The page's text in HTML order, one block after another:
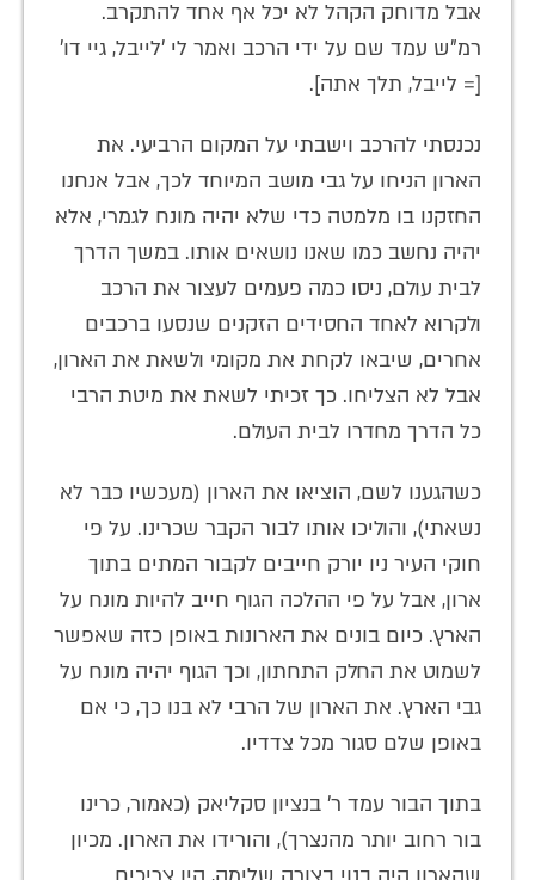
אבל מדוחק הקהל לא יכל אף אחד להתקרב.
רמ"ש עמד שם על ידי הרכב ואמר לי 'לייבל, גיי דו'
[= לייבל, תלך אתה].
נכנסתי להרכב וישבתי על המקום הרביעי. את
הארון הניחו על גבי מושב המיוחד לכך, אבל אנחנו
החזקנו בו מלמטה כדי שלא יהיה מונח לגמרי, אלא
יהיה נחשב כמו שאנו נושאים אותו. במשך הדרך
לבית עולם, ניסו כמה פעמים לעצור את הרכב
ולקרוא לאחד החסידים הזקנים שנסעו ברכבים
אחרים, שיבאו לקחת את מקומי ולשאת את הארון,
אבל לא הצליחו. כך זכיתי לשאת את מיטת הרבי
כל הדרך מחדרו לבית העולם.
כשהגענו לשם, הוציאו את הארון (מעכשיו כבר לא
נשאתי), והוליכו אותו לבור הקבר שכרינו. על פי
חוקי העיר ניו יורק חייבים לקבור המתים בתוך
ארון, אבל על פי ההלכה הגוף חייב להיות מונח על
הארץ. כיום בונים את הארונות באופן כזה שאפשר
לשמוט את החלק התחתון, וכך הגוף יהיה מונח על
גבי הארץ. את הארון של הרבי לא בנו כך, כי אם
באופן שלם סגור מכל צדדיו.
בתוך הבור עמד ר' בנציון סקליאק (כאמור, כרינו
בור רחוב יותר מהנצרך), והורידו את הארון. מכיון